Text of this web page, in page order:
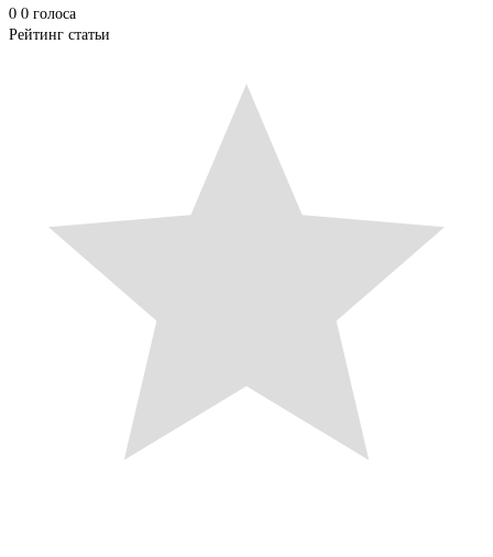
0 0 голоса
Рейтинг статьи